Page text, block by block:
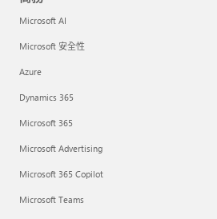
Microsoft AI
Microsoft 安全性
Azure
Dynamics 365
Microsoft 365
Microsoft Advertising
Microsoft 365 Copilot
Microsoft Teams